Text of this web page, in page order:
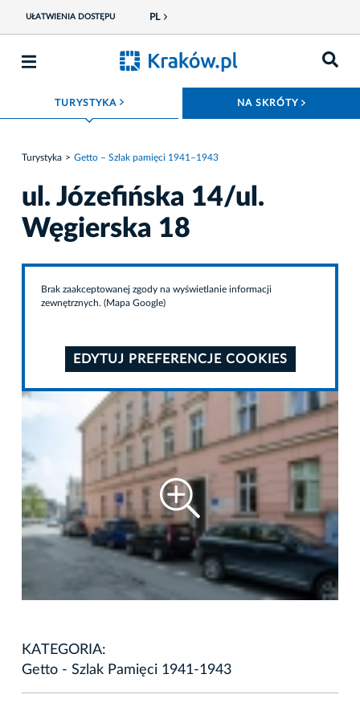
UŁATWIENIA DOSTĘPU PL
TURYSTYKA ROZWIŃ MENU NA SKRÓTY
Turystyka Getto – Szlak pamięci 1941–1943
ul. Józefińska 14/ul.
Węgierska 18
Brak zaakceptowanej zgody na wyświetlanie informacji
zewnętrznych. (Mapa Google)
EDYTUJ PREFERENCJE COOKIES
KATEGORIA:
Getto - Szlak Pamięci 1941-1943